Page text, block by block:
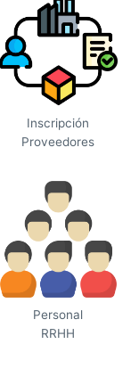
Inscripción
Proveedores
Personal
RRHH